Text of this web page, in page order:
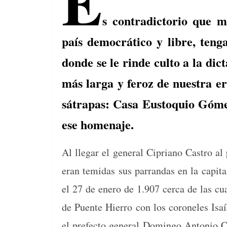
s contradictorio que
país democrático y libre,
donde se le rinde culto a la
más larga y feroz de nuestra
sátrapas: Casa Eustoquio
ese homenaje.
Al lle­gar el gen­er­al Cipri­ano Cas­tro al
eran temi­das sus par­ran­das en la
el 27 de enero de 1.907 cer­ca de las
de Puente Hier­ro con los coro­ne­les